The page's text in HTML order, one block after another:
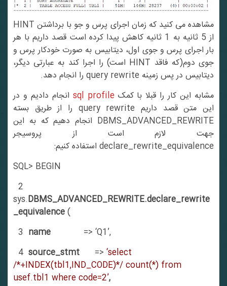
مشاهده می کنید که زمان اجرای پرس و جو با برداشتن HINT
از 5 ثانیه به 1 ثانیه کاهش پیدا کرده است قصد داریم با هر
بار اجرای پرس و جوی اول، دیتابیس به صورت خودکار پرس و
جوی دوم(که فاقد HINT است) را اجرا کند به عبارتی دیگر،
دیتابیس در پس زمینه query rewrite را انجام دهد.
مشابه این کار را قبلا با کمکsql profile انجام دادیم و در
این متن قصد داریم query rewrite را از طریق بسته
DBMS_ADVANCED_REWRITE انجام دهیم که به این
جهت لازم است از پروسیجر
declare_rewrite_equivalence استفاده کنیم:
SQL> BEGIN
sys.DBMS_ADVANCED_REWRITE.declare_rewrite
_equivalence
3name => ‘Q1’,
4source_stmt =>‘select
/*+INDEX(tbl1,IND_CODE)*/ count(*) from
usef.tbl1 where code=2’